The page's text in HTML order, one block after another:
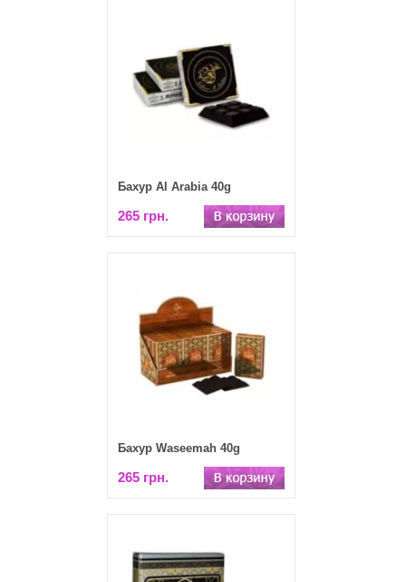
Бахур Al Arabia 40g
265 грн.
Бахур Waseemah 40g
265 грн.